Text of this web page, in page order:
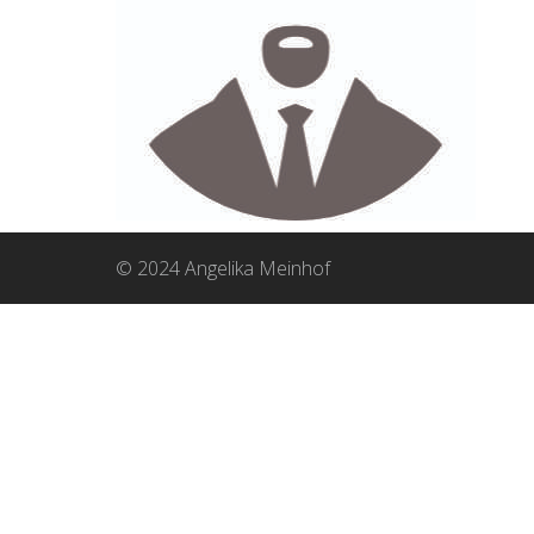
© 2024 Angelika Meinhof